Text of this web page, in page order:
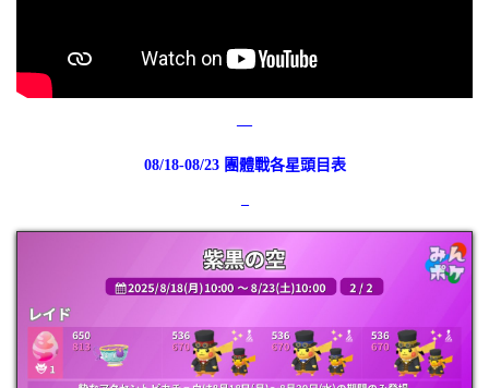
––
08/18-08/23 團體戰各星頭目表
–